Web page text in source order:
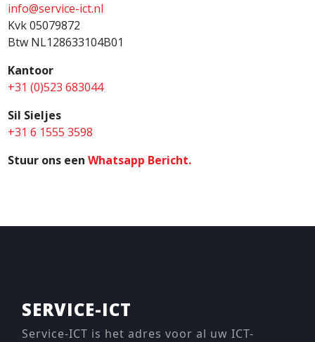
info@service-ict.nl
Kvk 05079872
Btw NL128633104B01
Kantoor
+31 (0)523 683044
Sil Sieljes
+31 6 1555 3598
Stuur ons eenWhatsapp Bericht.
SERVICE-ICT
Service-ICT is het adres voor al uw ICT-